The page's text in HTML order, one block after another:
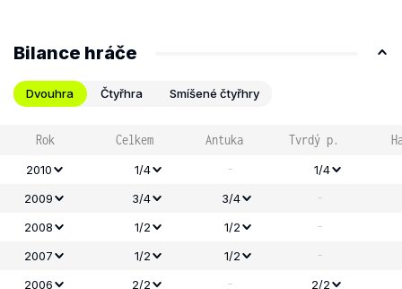
Bilance hráče
Dvouhra Čtyřhra Smíšené čtyřhry
Rok Celkem Antuka Tvrdý p.
2010 1/4 -
1/4
2009
3/4 3/4 -
2008 1/2 1/2 -
2007 1/2 1/2 -
2006 2/2 - 2/2